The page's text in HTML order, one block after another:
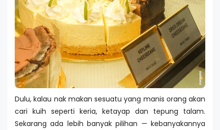
Dulu, kalau nak makan sesuatu yang manis orang akan
cari kuih seperti keria, ketayap dan tepung talam.
Sekarang ada lebih banyak pilihan — kebanyakannya